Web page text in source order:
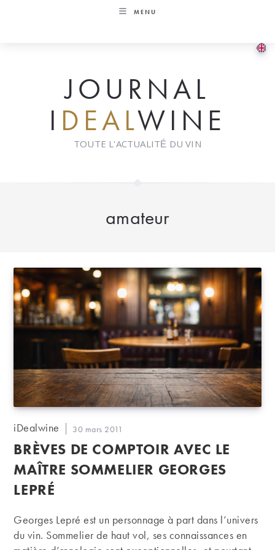
MENU
JOURNAL
I DEALWINE
TOUTE L'ACTUALITÉ DU VIN
amateur
Auteur/autrice
la
publication :
iDealwine
Publication
publiée :
30 mars 2011
BRÈVES DE COMPTOIR AVEC LE
MAÎTRE SOMMELIER GEORGES
LEPRÉ
Georges Lepré est un personnage à part dans l’univers
du vin. Sommelier de haut vol, ses connaissances en